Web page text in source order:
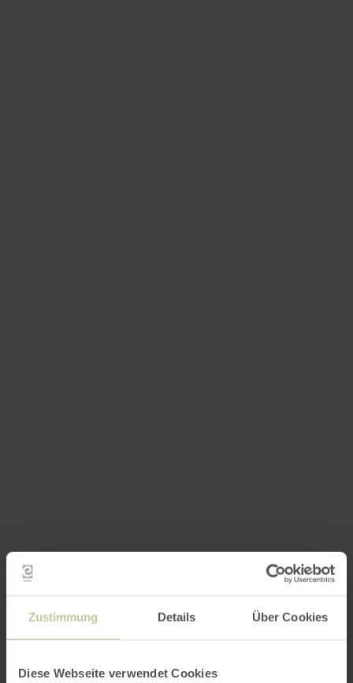
Zustimmung Details Über Cookies
Diese Webseite verwendet Cookies